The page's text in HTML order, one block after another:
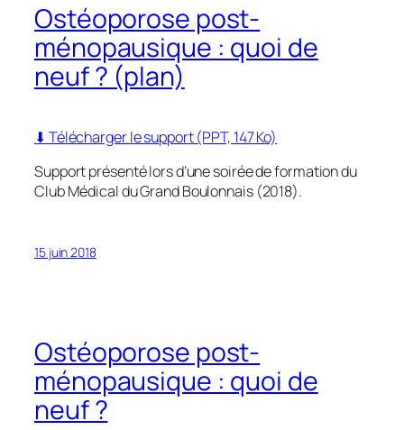
Ostéoporose post-
ménopausique : quoi de
neuf ? (plan)
⬇ Télécharger le support (PPT, 147 Ko)
Support présenté lors d’une soirée de formation du
Club Médical du Grand Boulonnais (2018).
15 juin 2018
Ostéoporose post-
ménopausique : quoi de
neuf ?